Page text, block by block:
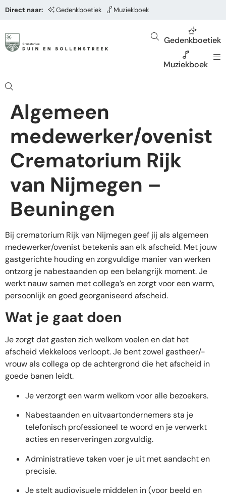
Direct naar: Gedenkboetiek Muziekboek
Gedenkboetiek
Muziekboek
Algemeen
medewerker/ovenist
Crematorium Rijk
van Nijmegen –
Beuningen
Bij crematorium Rijk van Nijmegen geef jij als algemeen
medewerker/ovenist betekenis aan elk afscheid. Met jouw
gastgerichte houding en zorgvuldige manier van werken
ontzorg je nabestaanden op een belangrijk moment. Je
werkt nauw samen met collega’s en zorgt voor een warm,
persoonlijk en goed georganiseerd afscheid.
Wat je gaat doen
Je zorgt dat gasten zich welkom voelen en dat het
afscheid vlekkeloos verloopt. Je bent zowel gastheer/-
vrouw als collega op de achtergrond die het afscheid in
goede banen leidt.
Je verzorgt een warm welkom voor alle bezoekers.
Nabestaanden en uitvaartondernemers sta je
telefonisch professioneel te woord en je verwerkt
acties en reserveringen zorgvuldig.
Administratieve taken voer je uit met aandacht en
precisie.
Je stelt audiovisuele middelen in (voor beeld en